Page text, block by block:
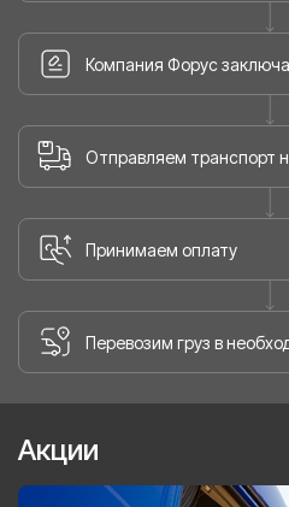
Компания Форус
Отправляем транспорт
Принимаем оплату
Перевозим груз в
Акции